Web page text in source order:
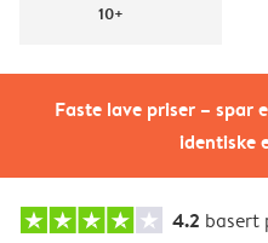
Faste lave priser – spar
identiske
10+
4.2 basert